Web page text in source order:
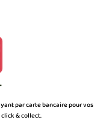
par carte bancaire pour vos
& collect.